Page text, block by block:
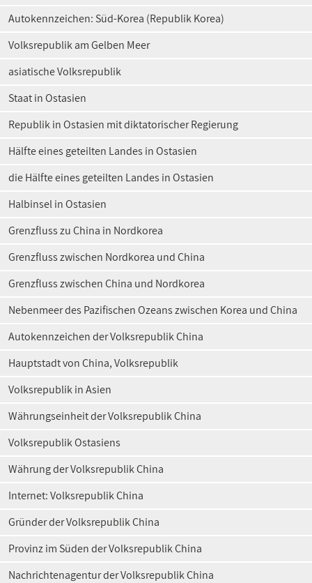
Autokennzeichen: Süd-Korea (Republik Korea)
Volksrepublik am Gelben Meer
asiatische Volksrepublik
Staat in Ostasien
Republik in Ostasien mit diktatorischer Regierung
Hälfte eines geteilten Landes in Ostasien
die Hälfte eines geteilten Landes in Ostasien
Halbinsel in Ostasien
Grenzfluss zu China in Nordkorea
Grenzfluss zwischen Nordkorea und China
Grenzfluss zwischen China und Nordkorea
Nebenmeer des Pazifischen Ozeans zwischen Korea und China
Autokennzeichen der Volksrepublik China
Hauptstadt von China, Volksrepublik
Volksrepublik in Asien
Währungseinheit der Volksrepublik China
Volksrepublik Ostasiens
Währung der Volksrepublik China
Internet: Volksrepublik China
Gründer der Volksrepublik China
Provinz im Süden der Volksrepublik China
Nachrichtenagentur der Volksrepublik China